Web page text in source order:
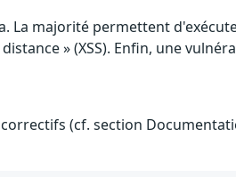
La majorité permettent
» (XSS). Enfin, une
(cf. section